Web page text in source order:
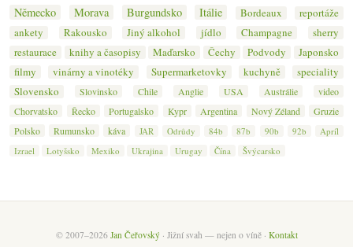
Německo
Morava Burgundsko Itálie Bordeaux
reportáže
ankety
Rakousko Jiný alkohol jídlo Champagne
sherry
restaurace
knihy a časopisy Maďarsko Čechy Podvody
Japonsko
filmy
vinárny a vinotéky Supermarketovky kuchyně
speciality
Slovensko
Slovinsko Chile Anglie USA Austrálie
video
Chorvatsko
Řecko Portugalsko Kypr Argentina Nový Zéland
Gruzie
Polsko
Rumunsko káva JAR Odrůdy 84b 87b 90b 92b
Apríl
Izrael
Lotyšsko Mexiko Ukrajina Urugay Čína Švýcarsko
© 2007–2026 Jan Čeřovský· Jižní svah — nejen o víně · Kontakt